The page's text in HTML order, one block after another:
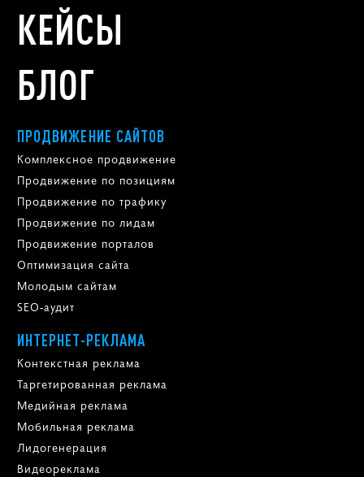
КЕЙСЫ
БЛОГ
ПРОДВИЖЕНИЕ САЙТОВ
Комплексное продвижение
Продвижение по позициям
Продвижение по трафику
Продвижение по лидам
Продвижение порталов
Оптимизация сайта
Молодым сайтам
SEO-аудит
ИНТЕРНЕТ-РЕКЛАМА
Контекстная реклама
Таргетированная реклама
Медийная реклама
Мобильная реклама
Лидогенерация
Видеореклама